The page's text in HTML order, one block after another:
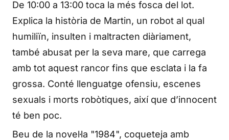
De 10:00 a 13:00 toca la més fosca del lot.
Explica la història de Martin, un robot al qual
humiliïn, insulten i maltracten diàriament,
també abusat per la seva mare, que carrega
amb tot aquest rancor fins que esclata i la fa
grossa. Conté llenguatge ofensiu, escenes
sexuals i morts robòtiques, així que d’innocent
té ben poc.
Beu de la novel·la "1984", coqueteja amb